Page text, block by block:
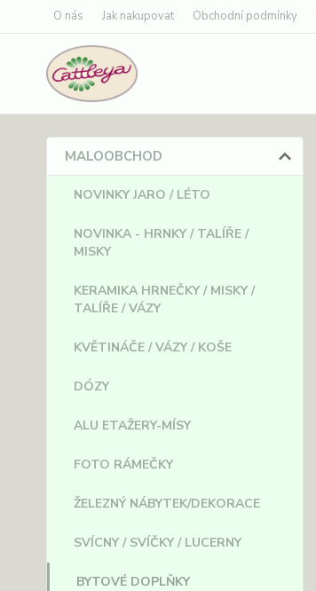
O nás Jak nakupovat Obchodní podmínky
MALOOBCHOD
NOVINKY JARO / LÉTO
NOVINKA - HRNKY / TALÍŘE /
MISKY
KERAMIKA HRNEČKY / MISKY /
TALÍŘE / VÁZY
KVĚTINÁČE / VÁZY / KOŠE
DÓZY
ALU ETAŽERY-MÍSY
FOTO RÁMEČKY
ŽELEZNÝ NÁBYTEK/DEKORACE
SVÍCNY / SVÍČKY / LUCERNY
BYTOVÉ DOPLŇKY